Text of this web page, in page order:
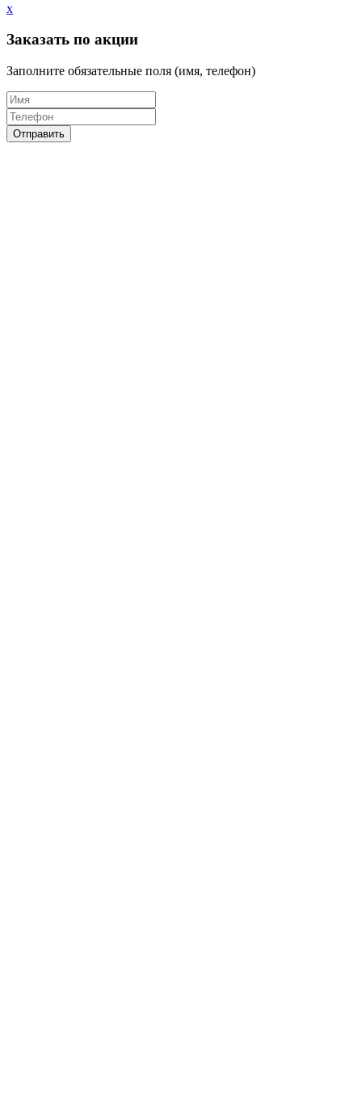
x
Заказать по акции
Заполните обязательные поля (имя, телефон)